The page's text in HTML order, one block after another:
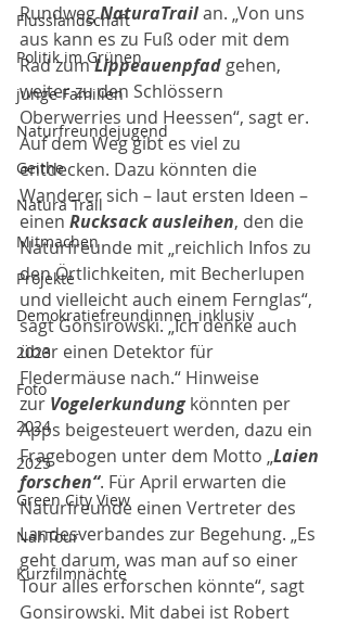
Flusslandschaft
Politik im Grünen
junge Familien
Naturfreundejugend
Geithe
Natura Trail
Mitmachen
Projekte
Demokratiefreundinnen_inklusiv
2023
Foto
2024
2025
Green City View
NahTour
Kurzfilmnächte
Rundweg NaturaTrail an. „Von uns
aus kann es zu Fuß oder mit dem
Rad zum Lippeauenpfad gehen,
weiter zu den Schlössern
Oberwerries und Heessen“, sagt er.
Auf dem Weg gibt es viel zu
entdecken. Dazu könnten die
Wanderer sich – laut ersten Ideen –
einen Rucksack ausleihen, den die
Naturfreunde mit „reichlich Infos zu
den Örtlichkeiten, mit Becherlupen
und vielleicht auch einem Fernglas“,
sagt Gonsirowski. „Ich denke auch
über einen Detektor für
Fledermäuse nach.“ Hinweise
zur Vogelerkundung könnten per
Apps beigesteuert werden, dazu ein
Fragebogen unter dem Motto „Laien
forschen“. Für April erwarten die
Naturfreunde einen Vertreter des
Landesverbandes zur Begehung. „Es
geht darum, was man auf so einer
Tour alles erforschen könnte“, sagt
Gonsirowski. Mit dabei ist Robert